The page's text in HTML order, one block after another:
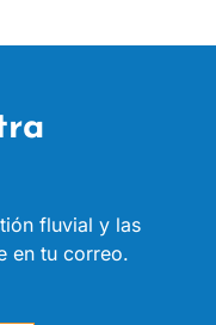
fluvial y las
en tu correo.